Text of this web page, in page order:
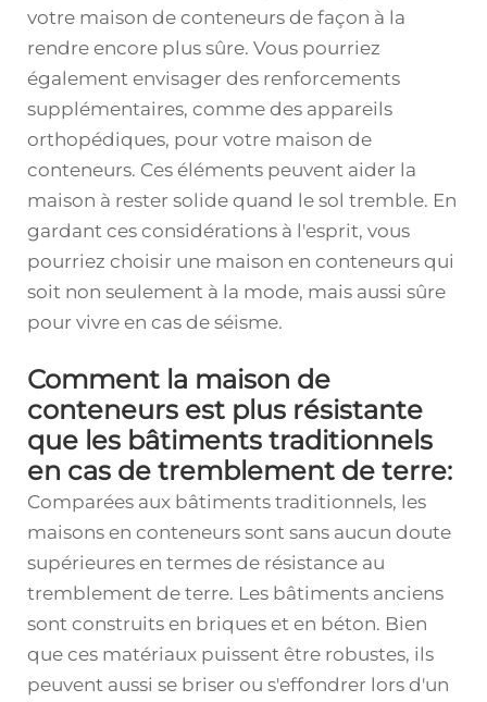
votre maison de conteneurs de façon à la
rendre encore plus sûre. Vous pourriez
également envisager des renforcements
supplémentaires, comme des appareils
orthopédiques, pour votre maison de
conteneurs. Ces éléments peuvent aider la
maison à rester solide quand le sol tremble. En
gardant ces considérations à l'esprit, vous
pourriez choisir une maison en conteneurs qui
soit non seulement à la mode, mais aussi sûre
pour vivre en cas de séisme.
Comment la maison de
conteneurs est plus résistante
que les bâtiments traditionnels
en cas de tremblement de terre:
Comparées aux bâtiments traditionnels, les
maisons en conteneurs sont sans aucun doute
supérieures en termes de résistance au
tremblement de terre. Les bâtiments anciens
sont construits en briques et en béton. Bien
que ces matériaux puissent être robustes, ils
peuvent aussi se briser ou s'effondrer lors d'un